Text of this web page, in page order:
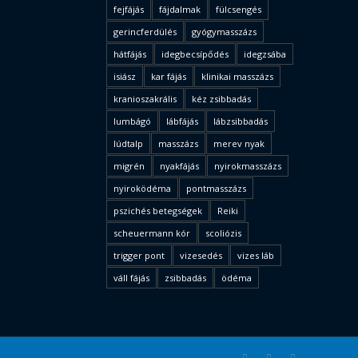
fejfájás
fájdalmak
fülcsengés
gerincferdülés
gyógymasszázs
hátfájás
idegbecsípődés
idegzsába
isiász
kar fájás
klinikai masszázs
kranioszakrális
kéz zsibbadás
lumbágó
lábfájás
lábzsibbadás
lúdtalp
masszázs
merev nyak
migrén
nyakfájás
nyirokmasszázs
nyiroködéma
pontmasszázs
pszichés betegségek
Reiki
scheuermann kór
scoliózis
trigger pont
vizesedés
vizes láb
váll fájás
zsibbadás ödéma